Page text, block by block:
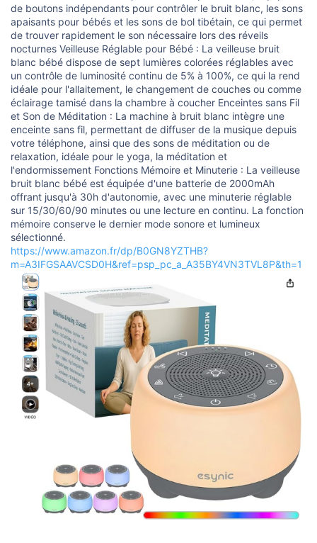
de boutons indépendants pour contrôler le bruit blanc, les sons
apaisants pour bébés et les sons de bol tibétain, ce qui permet
de trouver rapidement le son nécessaire lors des réveils
nocturnes Veilleuse Réglable pour Bébé : La veilleuse bruit
blanc bébé dispose de sept lumières colorées réglables avec
un contrôle de luminosité continu de 5% à 100%, ce qui la rend
idéale pour l'allaitement, le changement de couches ou comme
éclairage tamisé dans la chambre à coucher Enceintes sans Fil
et Son de Méditation : La machine à bruit blanc intègre une
enceinte sans fil, permettant de diffuser de la musique depuis
votre téléphone, ainsi que des sons de méditation ou de
relaxation, idéale pour le yoga, la méditation et
l'endormissement Fonctions Mémoire et Minuterie : La veilleuse
bruit blanc bébé est équipée d'une batterie de 2000mAh
offrant jusqu'à 30h d'autonomie, avec une minuterie réglable
sur 15/30/60/90 minutes ou une lecture en continu. La fonction
mémoire conserve le dernier mode sonore et lumineux
sélectionné.
https://www.amazon.fr/dp/B0GN8YZTHB?
m=A3IFGSAAVCSD0H&ref=psp_pc_a_A35BY4VN3TVL8P&th=1